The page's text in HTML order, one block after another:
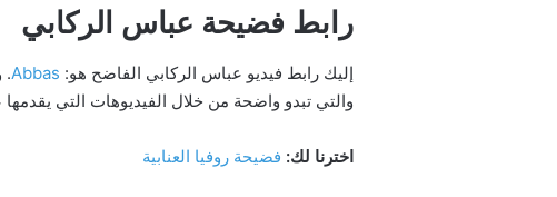
رابط فضيحة عباس الركابي
إليك رابط فيديو عباس الركابي الفاضح هو: Abbas
.
والتي تبدو واضحة من خلال الفيديوهات التي
اخترنا لك: فضيحة روفيا العنابية